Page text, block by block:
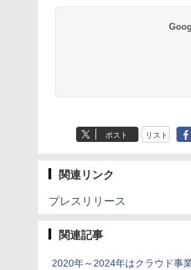
ポスト リスト
関連リンク
プレスリリース
関連記事
2020年～2024年はクラウド事